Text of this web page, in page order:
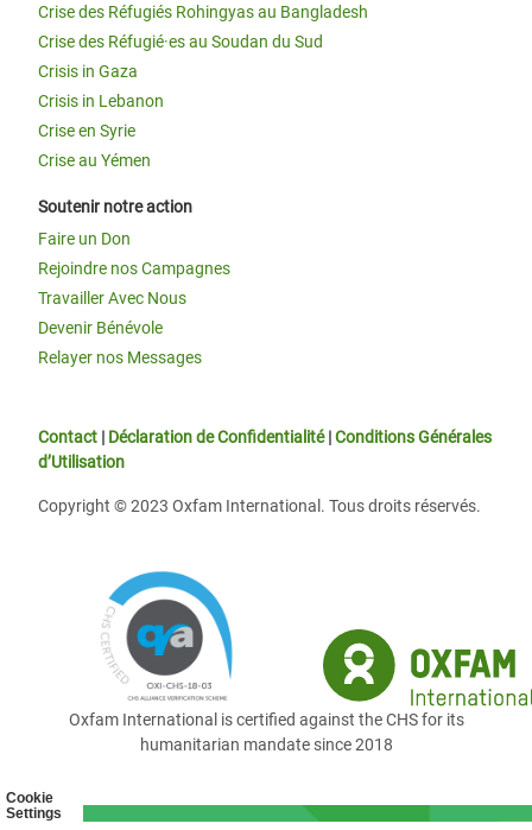
Cookie
Settings
Crise des Réfugiés Rohingyas au Bangladesh
Crise des Réfugié·es au Soudan du Sud
Crisis in Gaza
Crisis in Lebanon
Crise en Syrie
Crise au Yémen
Soutenir notre action
Faire un Don
Rejoindre nos Campagnes
Travailler Avec Nous
Devenir Bénévole
Relayer nos Messages
Contact | Déclaration de Confidentialité|Conditions Générales
d’Utilisation
Copyright © 2023 Oxfam International. Tous droits réservés.
Oxfam International is certified against the CHS for its
humanitarian mandate since 2018